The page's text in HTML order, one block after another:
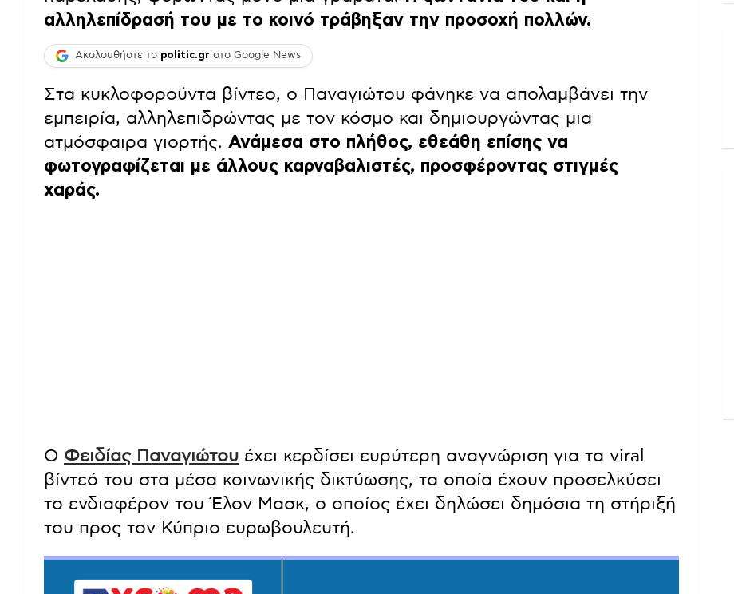
αλληλεπίδρασή του με το κοινό τράβηξαν την προσοχή πολλών.
Ακολουθήστε το politic.gr στο Google News
Στα κυκλοφορούντα βίντεο, ο Παναγιώτου φάνηκε να απολαμβάνει την
εμπειρία, αλληλεπιδρώντας με τον κόσμο και δημιουργώντας μια
ατμόσφαιρα γιορτής. Ανάμεσα στο πλήθος, εθεάθη επίσης να
φωτογραφίζεται με άλλους καρναβαλιστές, προσφέροντας στιγμές
χαράς.
Ο Φειδίας Παναγιώτου έχει κερδίσει ευρύτερη αναγνώριση για τα viral
βίντεό του στα μέσα κοινωνικής δικτύωσης, τα οποία έχουν προσελκύσει
το ενδιαφέρον του Έλον Μασκ, ο οποίος έχει δηλώσει δημόσια τη στήριξή
του προς τον Κύπριο ευρωβουλευτή.